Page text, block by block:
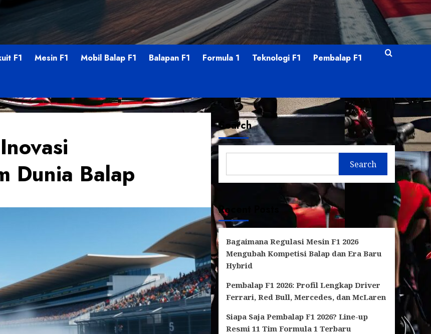
F1 Mesin F1 Mobil Balap F1 Balapan F1 Formula 1 Teknologi F1 Pembalap F1
Dunia Balap
Search
Search
Recent Posts
Bagaimana Regulasi Mesin F1 2026
Mengubah Kompetisi Balap dan Era Baru
Hybrid
Pembalap F1 2026: Profil Lengkap Driver
Ferrari, Red Bull, Mercedes, dan McLaren
Siapa Saja Pembalap F1 2026? Line-up
Resmi 11 Tim Formula 1 Terbaru